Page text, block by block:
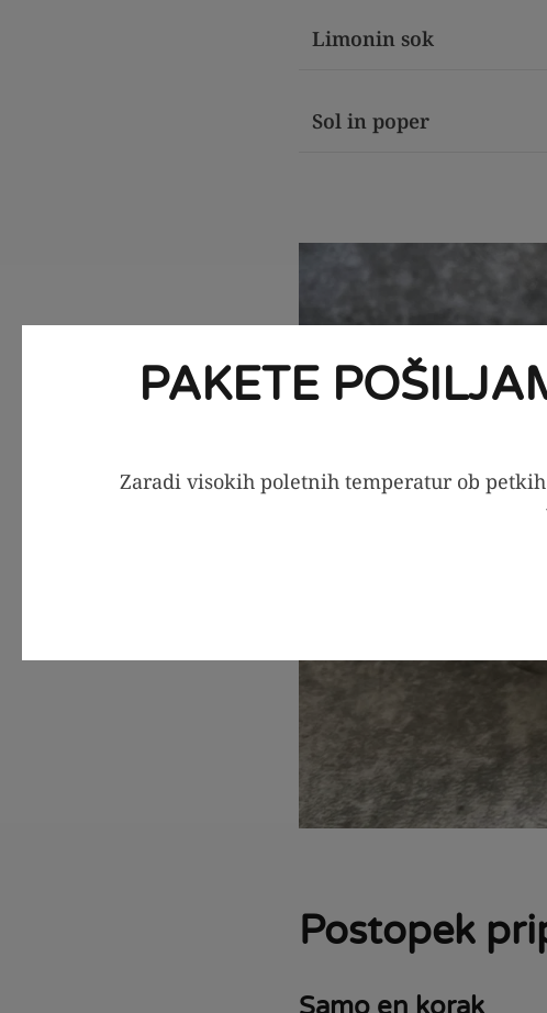
Limonin sok
Sol in poper
Postopek
PAKETE
Zaradi visokih poletnih temperatur ob